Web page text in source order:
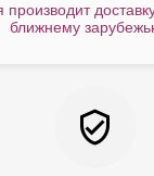
ближнему